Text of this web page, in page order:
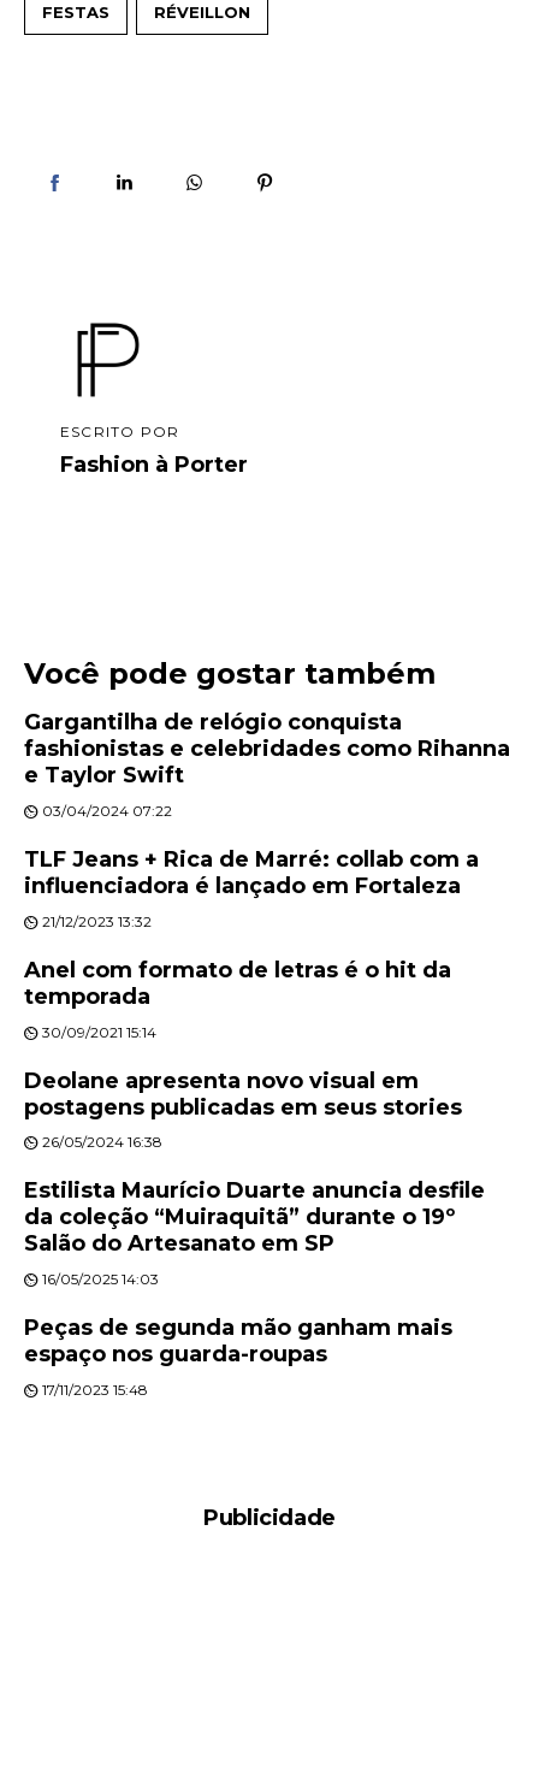
FESTAS RÉVEILLON
ESCRITO POR
Fashion à Porter
Você pode gostar também
Gargantilha de relógio conquista
fashionistas e celebridades como Rihanna
e Taylor Swift
03/04/2024 07:22
TLF Jeans + Rica de Marré: collab com a
influenciadora é lançado em Fortaleza
21/12/2023 13:32
Anel com formato de letras é o hit da
temporada
30/09/2021 15:14
Deolane apresenta novo visual em
postagens publicadas em seus stories
26/05/2024 16:38
Estilista Maurício Duarte anuncia desfile
da coleção “Muiraquitã” durante o 19º
Salão do Artesanato em SP
16/05/2025 14:03
Peças de segunda mão ganham mais
espaço nos guarda-roupas
17/11/2023 15:48
Publicidade